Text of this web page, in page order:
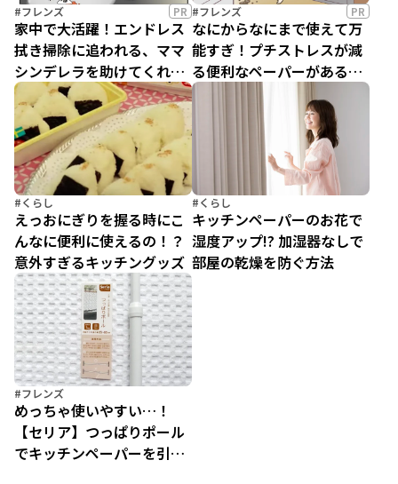
PR
#フレンズ
家中で大活躍！エンドレス
拭き掃除に追われる、ママ
シンデレラを助けてくれた
「万能ペーパーふきん」
PR
#フレンズ
なにからなにまで使えて万
能すぎ！プチストレスが減
る便利なペーパーがあるっ
て快適！
#くらし
えっおにぎりを握る時にこ
んなに便利に使えるの！？
意外すぎるキッチングッズ
#くらし
キッチンペーパーのお花で
湿度アップ!? 加湿器なしで
部屋の乾燥を防ぐ方法
#フレンズ
めっちゃ使いやすい…！
【セリア】つっぱりポール
でキッチンペーパーを引き